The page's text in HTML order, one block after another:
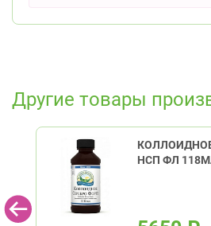
Другие товары
НСП ФЛ